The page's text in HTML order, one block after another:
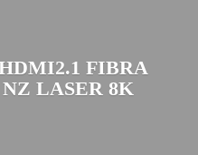
FIBRA
LASER 8K